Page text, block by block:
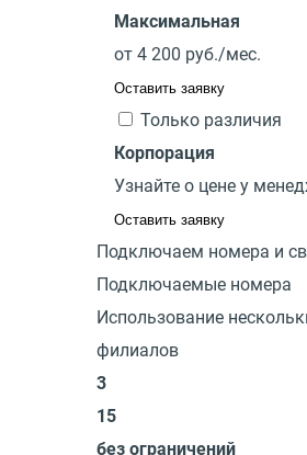
Максимальная
от 4 200 руб./мес.
Оставить заявку
Только различия
Корпорация
Узнайте о цене у
Оставить заявку
Подключаем номера и
Подключаемые номера
Использование
филиалов
3
15
без ограничений